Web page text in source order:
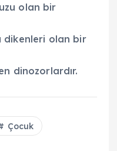
olan bir
dikenleri olan bir
dinozorlardır.
Çocuk